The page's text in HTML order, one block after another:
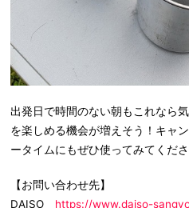
出発日で時間のない朝もこれなら
を楽しめる機会が増えそう！キャ
ータイムにもぜひ使ってみてくださ
【お問い合わせ先】
DAISO https://www.daiso-